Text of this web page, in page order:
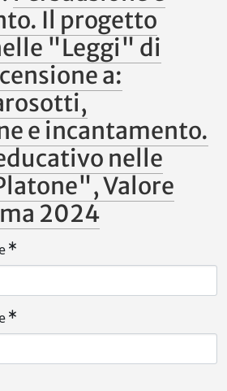
Il progetto
"Leggi" di
a:
e incantamento.
nelle
Valore
2024